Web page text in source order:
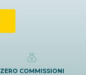
ZERO COMMISSIONI